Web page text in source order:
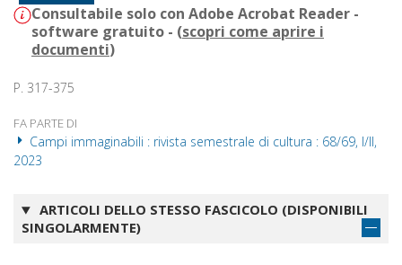
Consultabile solo con Adobe Acrobat Reader -
software gratuito - (scopri come aprire i
documenti)
P. 317-375
FA PARTE DI
Campi immaginabili : rivista semestrale di cultura : 68/69, I/II,
2023
ARTICOLI DELLO STESSO FASCICOLO (DISPONIBILI
SINGOLARMENTE)